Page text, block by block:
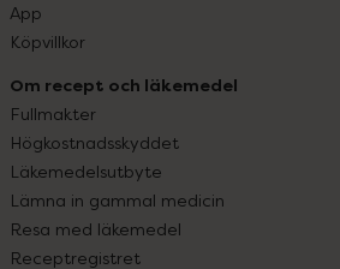
App
Köpvillkor
Om recept och läkemedel
Fullmakter
Högkostnadsskyddet
Läkemedelsutbyte
Lämna in gammal medicin
Resa med läkemedel
Receptregistret